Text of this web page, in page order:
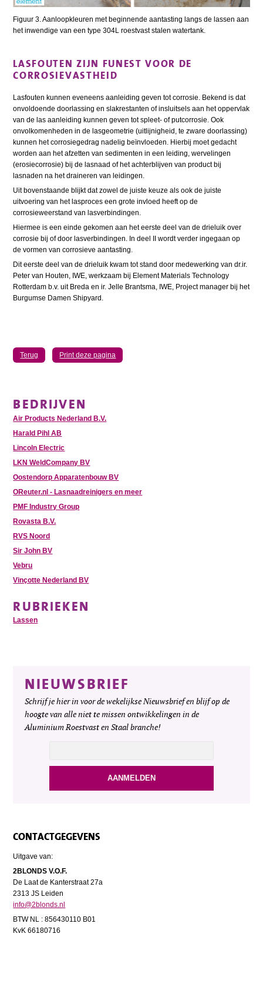
Figuur 3. Aanloopkleuren met beginnende aantasting langs de lassen aan
het inwendige van een type 304L roestvast stalen watertank.
LASFOUTEN ZIJN FUNEST VOOR DE
CORROSIEVASTHEID
Lasfouten kunnen eveneens aanleiding geven tot corrosie. Bekend is dat
onvoldoende doorlassing en slakrestanten of insluitsels aan het oppervlak
van de las aanleiding kunnen geven tot spleet- of putcorrosie. Ook
onvolkomenheden in de lasgeometrie (uitlijnigheid, te zware doorlassing)
kunnen het corrosiegedrag nadelig beïnvloeden. Hierbij moet gedacht
worden aan het afzetten van sedimenten in een leiding, wervelingen
(erosiecorrosie) bij de lasnaad of het achterblijven van product bij
lasnaden na het draineren van leidingen.
Uit bovenstaande blijkt dat zowel de juiste keuze als ook de juiste
uitvoering van het lasproces een grote invloed heeft op de
corrosieweerstand van lasverbindingen.
Hiermee is een einde gekomen aan het eerste deel van de drieluik over
corrosie bij of door lasverbindingen. In deel II wordt verder ingegaan op
de vormen van corrosieve aantasting.
Dit eerste deel van de drieluik kwam tot stand door medewerking van dr.ir.
Peter van Houten, IWE, werkzaam bij Element Materials Technology
Rotterdam b.v. uit Breda en ir. Jelle Brantsma, IWE, Project manager bij het
Burgumse Damen Shipyard.
Terug Print deze pagina
BEDRIJVEN
Air Products Nederland B.V.
Harald Pihl AB
Lincoln Electric
LKN WeldCompany BV
Oostendorp Apparatenbouw BV
OReuter.nl - Lasnaadreinigers en meer
PMF Industry Group
Rovasta B.V.
RVS Noord
Sir John BV
Vebru
Vinçotte Nederland BV
RUBRIEKEN
Lassen
NIEUWSBRIEF
Schrijf je hier in voor de wekelijkse Nieuwsbrief en blijf op de
hoogte van alle niet te missen ontwikkelingen in de
Aluminium Roestvast en Staal branche!
CONTACTGEGEVENS
Uitgave van:
2BLONDS V.O.F.
De Laat de Kanterstraat 27a
2313 JS Leiden
info@2blonds.nl
BTW NL : 856430110 B01
KvK 66180716